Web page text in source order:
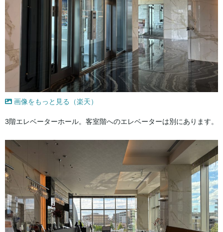
画像をもっと見る（楽天）
3階エレベーターホール。客室階へのエレベーターは別にあります。